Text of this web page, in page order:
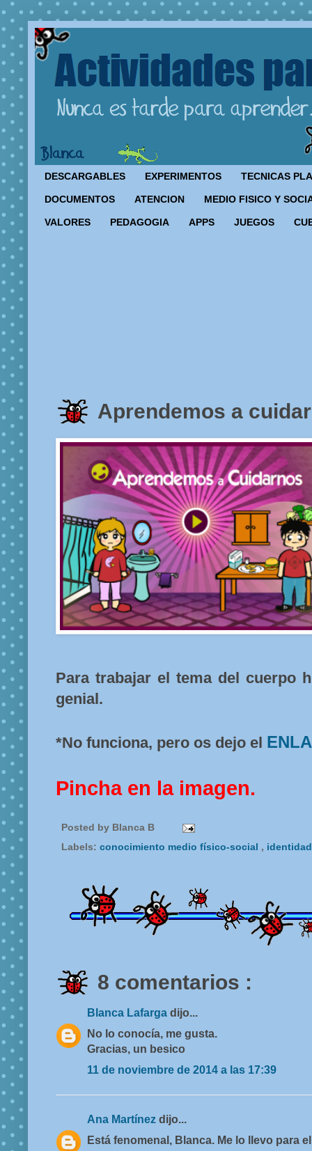
DESCARGABLES EXPERIMENTOS TECNICAS
DOCUMENTOS ATENCION MEDIO FISICO Y
VALORES PEDAGOGIA APPS JUEGOS
Aprendemos a
Para trabajar el tema del cuerpo
genial.
*No funciona, pero os dejo el
Pincha en la imagen.
Posted by Blanca B
Labels: conocimiento medio físico-social ,
8 comentarios :
Blanca Lafarga dijo...
No lo conocía, me gusta.
Gracias, un besico
11 de noviembre de 2014 a las 17:39
Ana Martínez dijo...
Está fenomenal, Blanca. Me lo llevo para